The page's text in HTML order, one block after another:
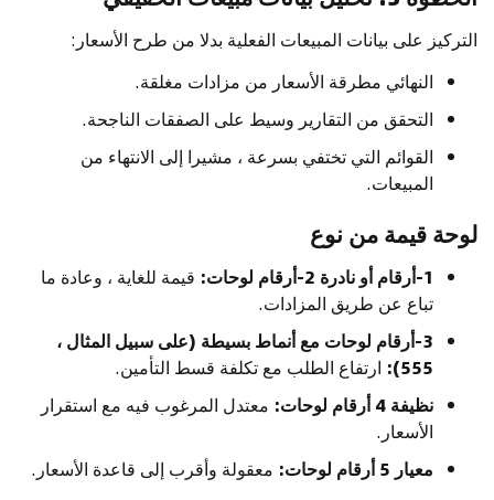
التركيز على بيانات المبيعات الفعلية بدلا من طرح الأسعار:
النهائي مطرقة الأسعار من مزادات مغلقة.
التحقق من التقارير وسيط على الصفقات الناجحة.
القوائم التي تختفي بسرعة ، مشيرا إلى الانتهاء من
المبيعات.
لوحة قيمة من نوع
1-أرقام أو نادرة 2-أرقام لوحات:
قيمة للغاية ، وعادة ما
تباع عن طريق المزادات.
3-أرقام لوحات مع أنماط بسيطة (على سبيل المثال ،
555):
ارتفاع الطلب مع تكلفة قسط التأمين.
نظيفة 4 أرقام لوحات:
معتدل المرغوب فيه مع استقرار
الأسعار.
معيار 5 أرقام لوحات:
معقولة وأقرب إلى قاعدة الأسعار.